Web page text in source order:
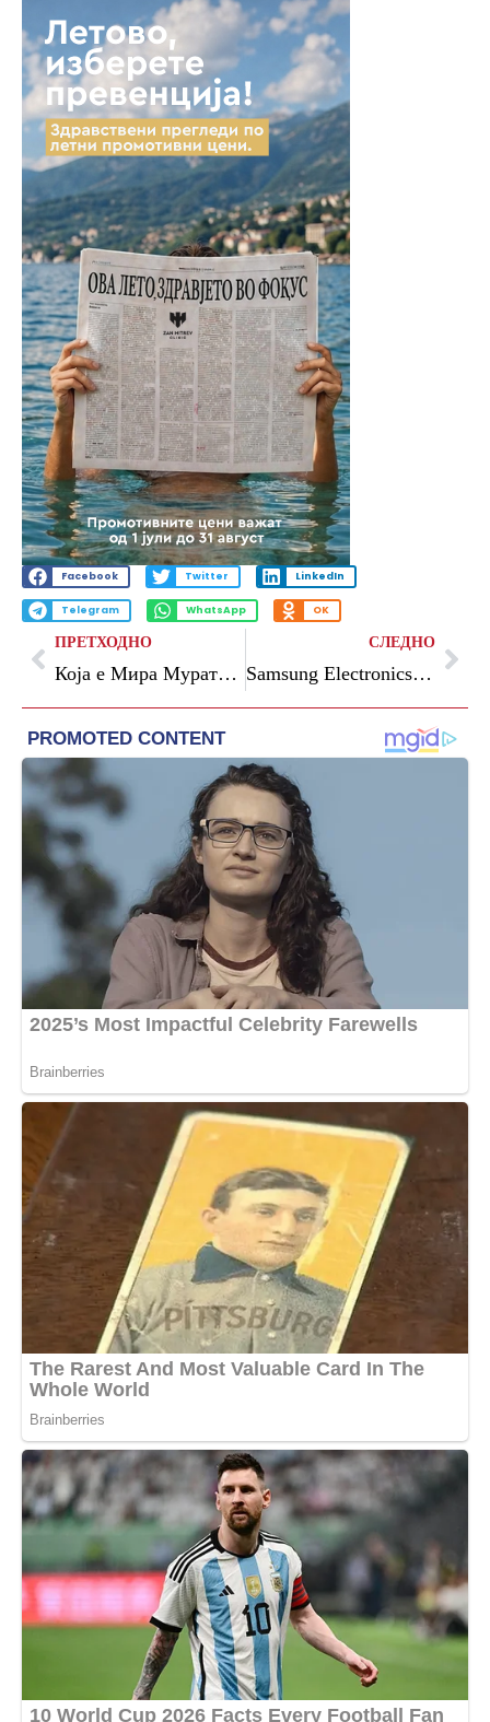
Facebook Twitter LinkedIn
Telegram WhatsApp OK
ПРЕТХОДНО
Која е Мира Мурати, Албанката што ја тресе Силиконската долина: Ја напушти „Опен АИ“, па создаде компанија
СЛЕДНО
Samsung Electronics ги објави цените и достапноста на телевизорите за 2025